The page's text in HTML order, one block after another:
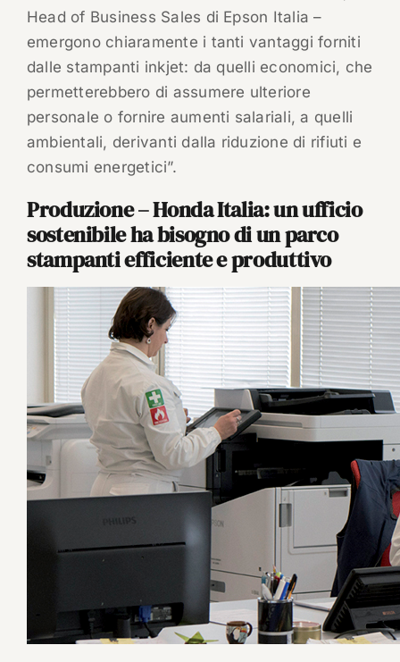
Head of Business Sales di Epson Italia –
emergono chiaramente i tanti vantaggi forniti
dalle stampanti inkjet: da quelli economici, che
permetterebbero di assumere ulteriore
personale o fornire aumenti salariali, a quelli
ambientali, derivanti dalla riduzione di rifiuti e
consumi energetici”.
Produzione – Honda Italia: un ufficio
sostenibile ha bisogno di un parco
stampanti efficiente e produttivo